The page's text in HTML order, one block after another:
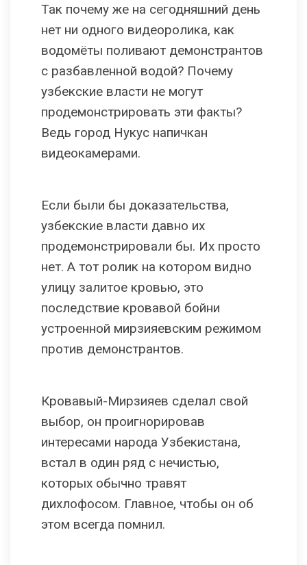
Так почему же на сегодняшний день
нет ни одного видеоролика, как
водомёты поливают демонстрантов
с разбавленной водой? Почему
узбекские власти не могут
продемонстрировать эти факты?
Ведь город Нукус напичкан
видеокамерами.
Если были бы доказательства,
узбекские власти давно их
продемонстрировали бы. Их просто
нет. А тот ролик на котором видно
улицу залитое кровью, это
последствие кровавой бойни
устроенной мирзияевским режимом
против демонстрантов.
Кровавый-Мирзияев сделал свой
выбор, он проигнорировав
интересами народа Узбекистана,
встал в один ряд с нечистью,
которых обычно травят
дихлофосом. Главное, чтобы он об
этом всегда помнил.